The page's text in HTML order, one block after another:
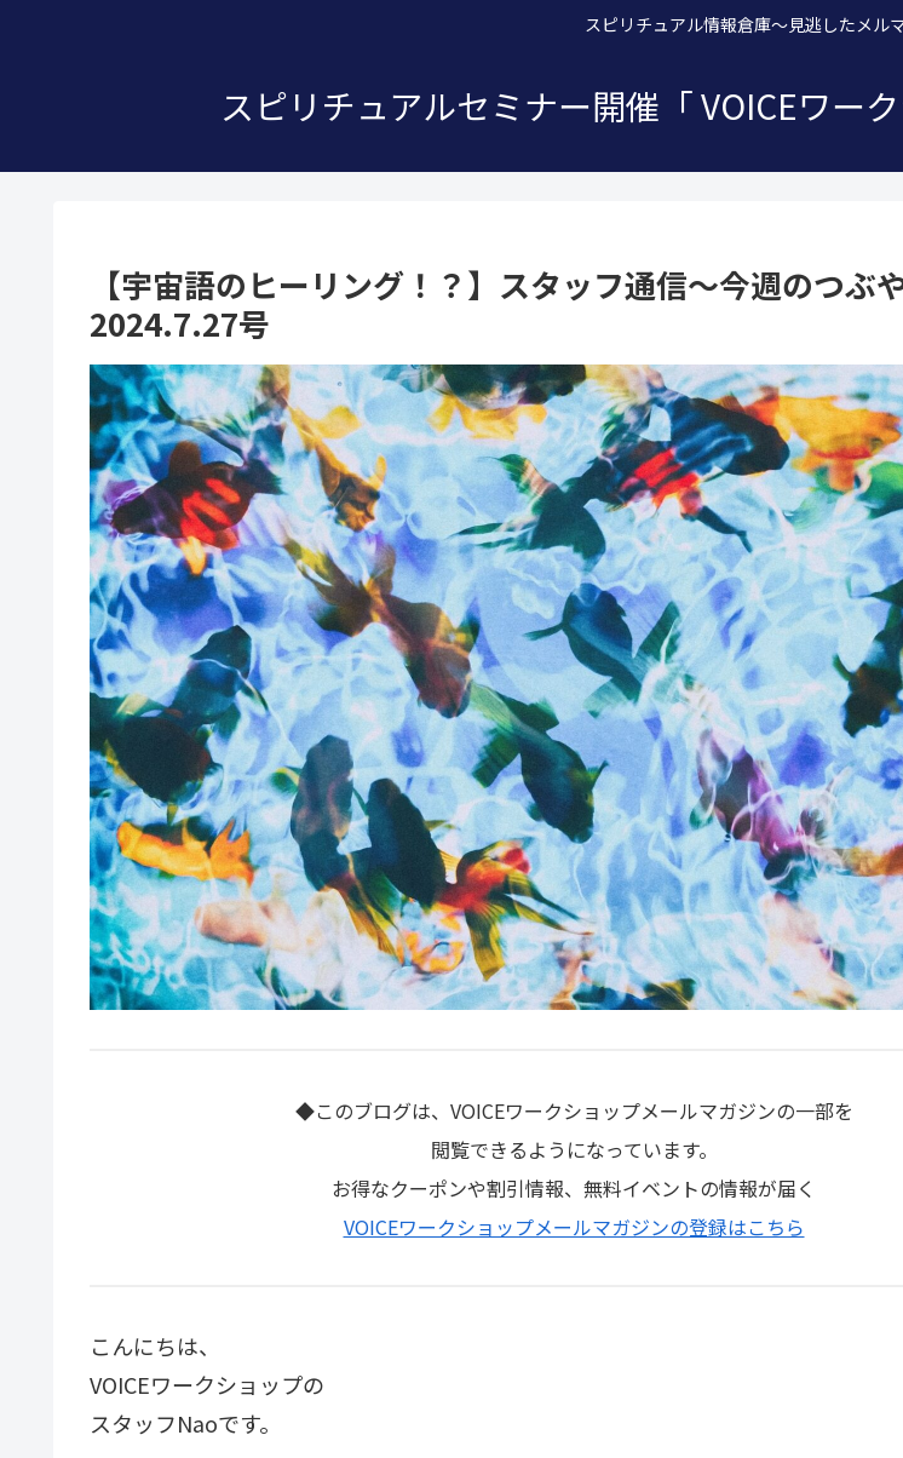
スピリチュアル情報倉庫～見逃したメル
スピリチュアルセミナー開催「 VOICEワー
【宇宙語のヒーリング！？】スタッフ通信～今週のつぶ
2024.7.27号
◆このブログは、VOICEワークショップメールマガジンの一部を
閲覧できるようになっています。
お得なクーポンや割引情報、無料イベントの情報が届く
VOICEワークショップメールマガジンの登録はこちら
こんにちは、
VOICEワークショップの
スタッフNaoです。